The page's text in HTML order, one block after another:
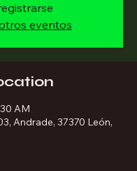
eventos
AM
Andrade, 37370 León,